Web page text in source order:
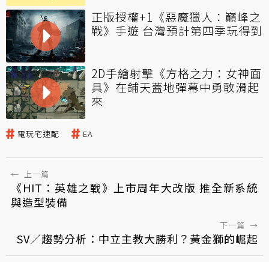
正版授權+1《惡魔獵人：巔峰之
戰》手遊 台灣預計第四季玩得到
2D手繪射擊《方格之力：女神面
具》在鋪天蓋地彈幕中勇敢滑起
來
電玩宅速配 EA
← 上一篇
《HIT：英雄之戰》上市周年大改版 推全新系統
與造型裝備
下一篇 →
SV／趨勢分析：中立主教大勝利？黃金獅的崛起